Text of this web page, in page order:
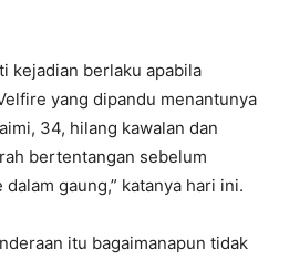
kejadian berlaku apabila
yang dipandu menantunya
34, hilang kawalan dan
bertentangan sebelum
gaung,” katanya hari ini.
itu bagaimanapun tidak